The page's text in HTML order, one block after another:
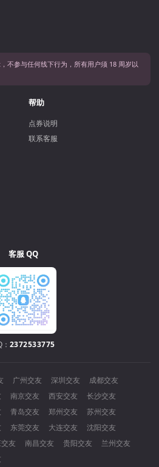
不参与任何线下行为，所有用户须 18 周岁以
帮助
点券说明
联系客服
客服 QQ
2372533775
广州交友 深圳交友
成都交友
南京交友 西安交友
长沙交友
青岛交友 郑州交友
苏州交友
东莞交友 大连交友
沈阳交友
友 南昌交友 贵阳交友
兰州交友